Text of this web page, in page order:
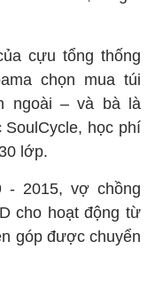
cựu tổng thống
chọn mua túi
ngoài – và bà là
SoulCycle, học phí
lớp.
- 2015, vợ chồng
cho hoạt động từ
góp được chuyển